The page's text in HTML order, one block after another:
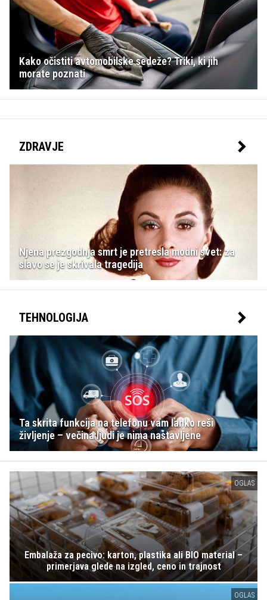
Kako očistiti avtomobilske sedeže? Triki, ki jih
morate poznati
ZDRAVJE
Njena prezgodnja smrt je pretresla modni svet: za
slavo se je skrivala tragedija
TEHNOLOGIJA
Ta skrita funkcija na telefonu vam lahko reši
življenje – večina ljudi je nima nastavljene
OGLAS
Embalaža za pecivo: karton, plastika ali BIO material –
primerjava glede na izgled, ceno in trajnost
OGLAS